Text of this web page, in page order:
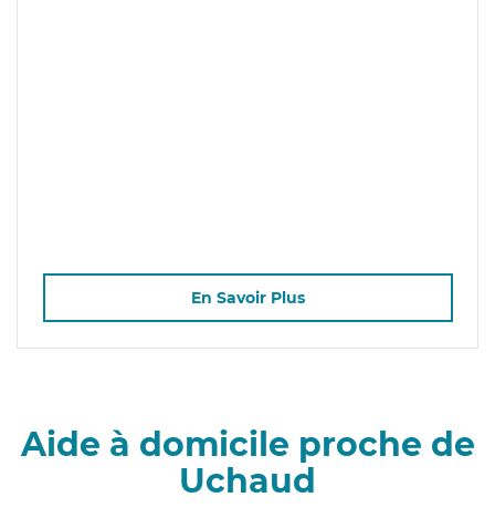
En Savoir Plus
Aide à domicile proche de
Uchaud